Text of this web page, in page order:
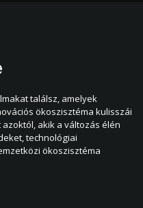
találsz, amelyek
ökoszisztéma kulisszái
akik a változás élén
technológiai
ökoszisztéma